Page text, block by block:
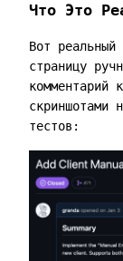
Что Это
Вот
страницу
комментарий
скриншотами
тестов: